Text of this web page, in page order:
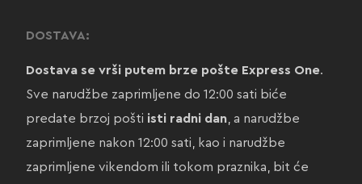
DOSTAVA:
Dostava se vrši putem brze pošte Express One.
Sve narudžbe zaprimljene do 12:00 sati biće
predate brzoj pošti isti radni dan, a narudžbe
zaprimljene nakon 12:00 sati, kao i narudžbe
zaprimljene vikendom ili tokom praznika, bit će